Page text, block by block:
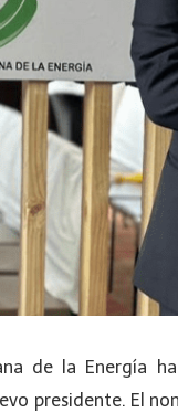
de la Energía
presidente. El